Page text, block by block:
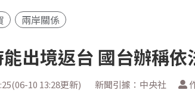
兩岸關係
出境返台 國台辦稱依
10 13:28更新) 新聞引據：中央社